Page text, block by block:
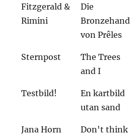
Fitzgerald &
Rimini
Die
Bronzehand
von Prêles
Sternpost
The Trees
and I
Testbild!
En kartbild
utan sand
Jana Horn Don't think